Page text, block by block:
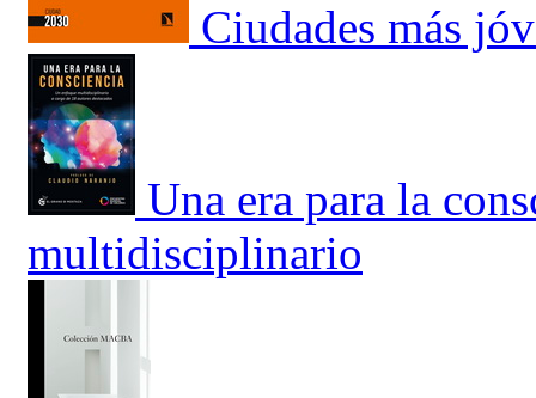
Ciudades más
Una era para la
multidisciplinario